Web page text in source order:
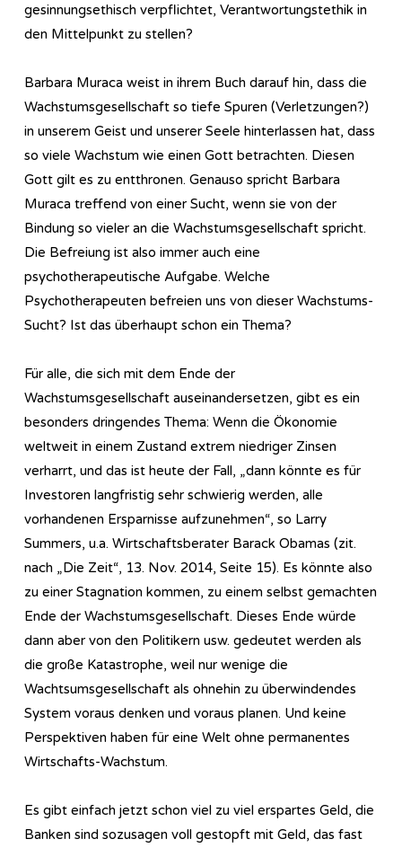
gesinnungsethisch verpflichtet, Verantwortungstethik in
den Mittelpunkt zu stellen?
Barbara Muraca weist in ihrem Buch darauf hin, dass die
Wachstumsgesellschaft so tiefe Spuren (Verletzungen?)
in unserem Geist und unserer Seele hinterlassen hat, dass
so viele Wachstum wie einen Gott betrachten. Diesen
Gott gilt es zu entthronen. Genauso spricht Barbara
Muraca treffend von einer Sucht, wenn sie von der
Bindung so vieler an die Wachstumsgesellschaft spricht.
Die Befreiung ist also immer auch eine
psychotherapeutische Aufgabe. Welche
Psychotherapeuten befreien uns von dieser Wachstums-
Sucht? Ist das überhaupt schon ein Thema?
Für alle, die sich mit dem Ende der
Wachstumsgesellschaft auseinandersetzen, gibt es ein
besonders dringendes Thema: Wenn die Ökonomie
weltweit in einem Zustand extrem niedriger Zinsen
verharrt, und das ist heute der Fall, „dann könnte es für
Investoren langfristig sehr schwierig werden, alle
vorhandenen Ersparnisse aufzunehmen“, so Larry
Summers, u.a. Wirtschaftsberater Barack Obamas (zit.
nach „Die Zeit“, 13. Nov. 2014, Seite 15). Es könnte also
zu einer Stagnation kommen, zu einem selbst gemachten
Ende der Wachstumsgesellschaft. Dieses Ende würde
dann aber von den Politikern usw. gedeutet werden als
die große Katastrophe, weil nur wenige die
Wachtsumsgesellschaft als ohnehin zu überwindendes
System voraus denken und voraus planen. Und keine
Perspektiven haben für eine Welt ohne permanentes
Wirtschafts-Wachstum.
Es gibt einfach jetzt schon viel zu viel erspartes Geld, die
Banken sind sozusagen voll gestopft mit Geld, das fast